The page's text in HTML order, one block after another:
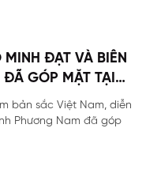
MINH ĐẠT VÀ BIÊN
ĐÃ GÓP MẶT TẠI
bản sắc Việt Nam, diễn
Phương Nam đã góp